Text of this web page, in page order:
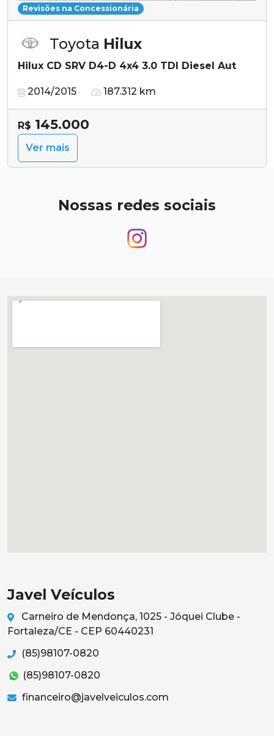
Revisões na Concessionária
Toyota Hilux
Hilux CD SRV D4-D 4x4 3.0 TDI Diesel Aut
2014/2015 187.312 km
R$ 145.000
Ver mais
Nossas redes sociais
Javel Veículos
Carneiro de Mendonça, 1025 - Jóquei Clube -
Fortaleza/CE - CEP 60440231
(85)98107-0820
(85)98107-0820
financeiro@javelveiculos.com